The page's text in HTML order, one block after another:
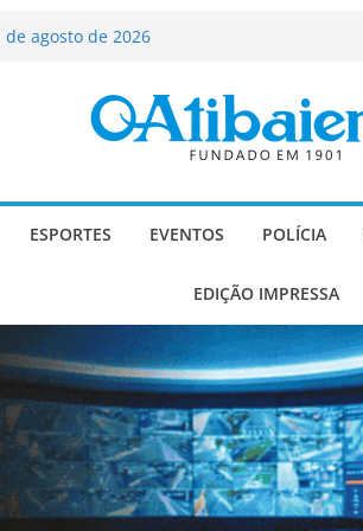
de Paulo
– Festa de Bom Jesus dos Perdões
de mosaico do Brasil
ESPORTES EVENTOS POLÍCIA
EDIÇÃO IMPRESSA